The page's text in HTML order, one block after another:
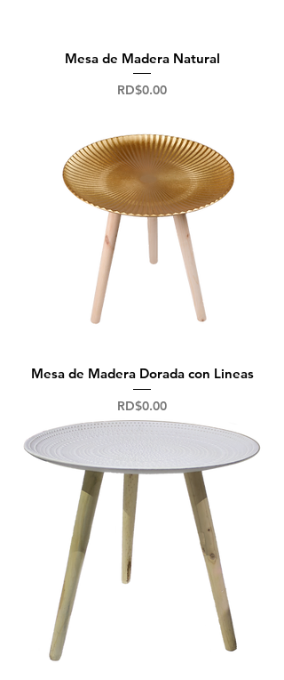
Mesa de Madera Natural
Precio
RD$0.00
Mesa de Madera Dorada con Lineas
Precio
RD$0.00